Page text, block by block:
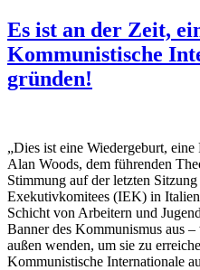
Es ist an der Zeit,
Kommunistische
gründen!
„Dies ist eine Wiedergeburt,
Alan Woods, dem führenden
Stimmung auf der letzten
Exekutivkomitees (IEK) in
Schicht von Arbeitern und
Banner des Kommunismus aus
außen wenden, um sie zu
Kommunistische Internationale